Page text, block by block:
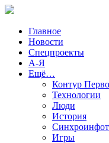
Главное
Новости
Спецпроекты
А-Я
Ещё…
Контур
Технологии
Люди
История
Игры